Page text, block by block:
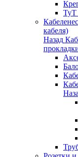
ТуТ
кабеля)
Назад